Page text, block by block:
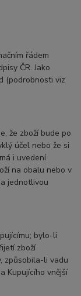
řádem
ČR. Jako
(podrobnosti viz
že zboží bude po
účel nebo že si
i uvedení
na obalu nebo v
jednotlivou
bylo-li
zboží
způsobila-li vadu
Kupujícího vnější